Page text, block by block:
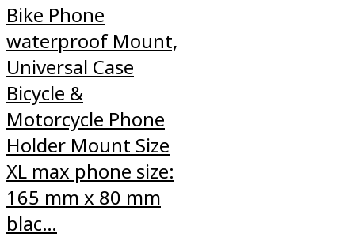
Bike Phone
waterproof Mount,
Universal Case
Bicycle &
Motorcycle Phone
Holder Mount Size
XL max phone size:
165 mm x 80 mm
blac…